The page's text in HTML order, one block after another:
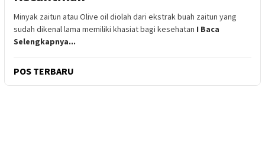
Minyak zaitun atau Olive oil diolah dari ekstrak buah zaitun yang
sudah dikenal lama memiliki khasiat bagi kesehatan I Baca
Selengkapnya...
POS TERBARU